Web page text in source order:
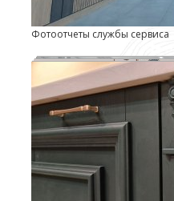
Фотоотчеты службы сервиса